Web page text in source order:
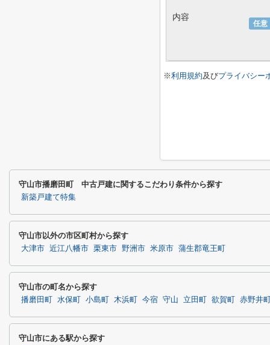
任意
内容
※利用規約及びプライバシー
守山市播磨田町 中古戸建に関するこだわり条件から探す
新築戸建て特集
守山市以外の市区町村から探す
大津市 近江八幡市 栗東市 野洲市 米原市 蒲生郡竜王町
守山市の町名から探す
播磨田町 水保町 小島町 木浜町 今宿 守山 立田町 欲賀町 赤野井
守山市にある駅から探す